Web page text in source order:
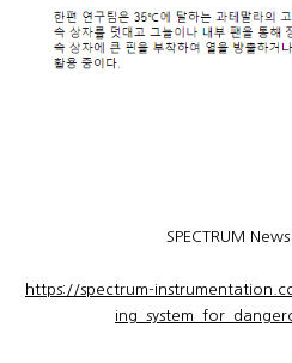
SPECTRUM News
https://spectrum-